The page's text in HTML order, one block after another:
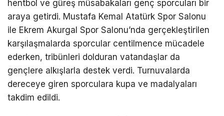
hentbol ve güreş müsabakaları genç sporcuları bir
araya getirdi. Mustafa Kemal Atatürk Spor Salonu
ile Ekrem Akurgal Spor Salonu’nda gerçekleştirilen
karşılaşmalarda sporcular centilmence mücadele
ederken, tribünleri dolduran vatandaşlar da
gençlere alkışlarla destek verdi. Turnuvalarda
dereceye giren sporculara kupa ve madalyaları
takdim edildi.